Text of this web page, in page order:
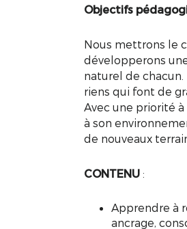
Objectifs
Nous mettrons le
développerons
naturel de
riens qui font de
Avec une priorité
à son
de nouveaux
CONTENU:
Apprendre à
ancrage,